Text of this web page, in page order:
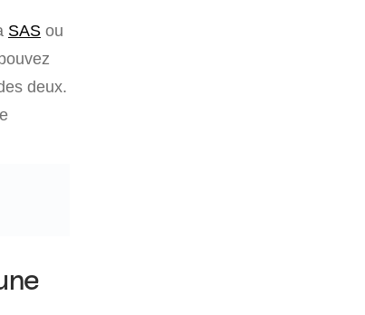
SAS ou
deux.